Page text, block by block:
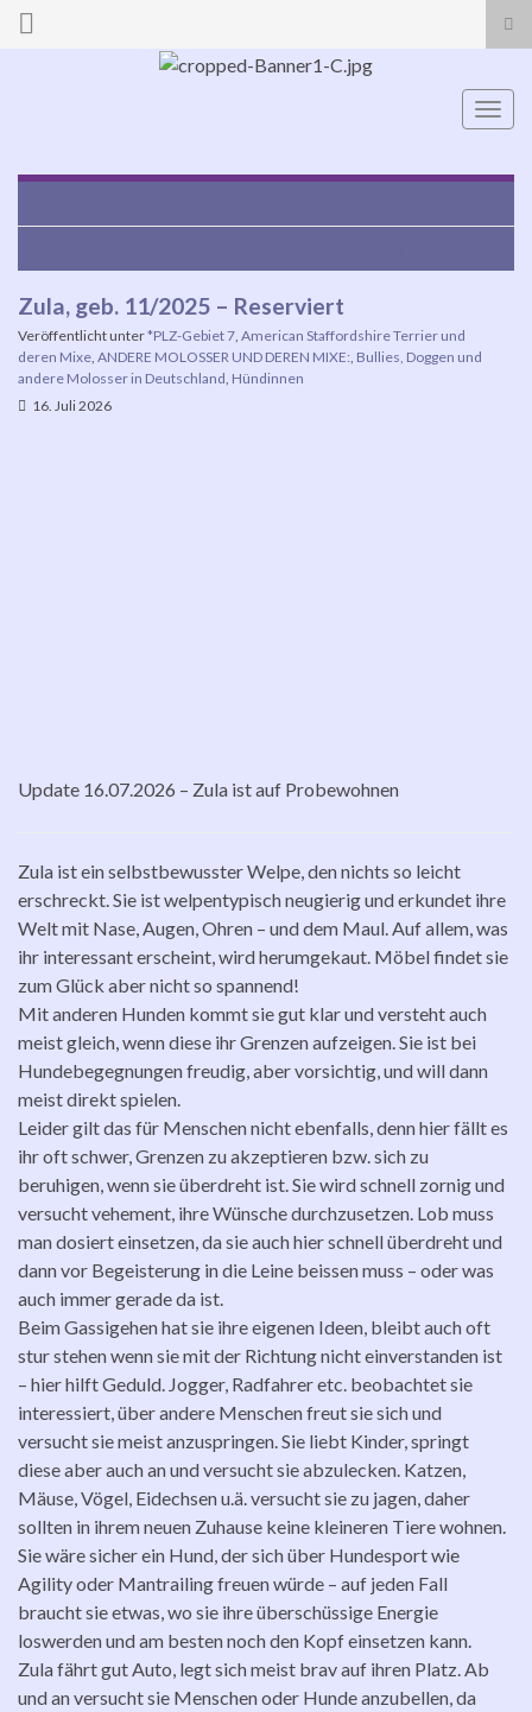
Search for:
Zula, geb. 11/2025 – Reserviert
Veröffentlicht unter*PLZ-Gebiet 7 American Staffordshire Terrier und
deren Mixe ANDERE MOLOSSER UND DEREN MIXE: Bullies, Doggen und
andere Molosser in Deutschland Hündinnen
16. Juli 2026
Update 16.07.2026 – Zula ist auf Probewohnen
Zula ist ein selbstbewusster Welpe, den nichts so leicht
erschreckt. Sie ist welpentypisch neugierig und erkundet ihre
Welt mit Nase, Augen, Ohren – und dem Maul. Auf allem, was
ihr interessant erscheint, wird herumgekaut. Möbel findet sie
zum Glück aber nicht so spannend!
Mit anderen Hunden kommt sie gut klar und versteht auch
meist gleich, wenn diese ihr Grenzen aufzeigen. Sie ist bei
Hundebegegnungen freudig, aber vorsichtig, und will dann
meist direkt spielen.
Leider gilt das für Menschen nicht ebenfalls, denn hier fällt es
ihr oft schwer, Grenzen zu akzeptieren bzw. sich zu
beruhigen, wenn sie überdreht ist. Sie wird schnell zornig und
versucht vehement, ihre Wünsche durchzusetzen. Lob muss
man dosiert einsetzen, da sie auch hier schnell überdreht und
dann vor Begeisterung in die Leine beissen muss – oder was
auch immer gerade da ist.
Beim Gassigehen hat sie ihre eigenen Ideen, bleibt auch oft
stur stehen wenn sie mit der Richtung nicht einverstanden ist
– hier hilft Geduld. Jogger, Radfahrer etc. beobachtet sie
interessiert, über andere Menschen freut sie sich und
versucht sie meist anzuspringen. Sie liebt Kinder, springt
diese aber auch an und versucht sie abzulecken. Katzen,
Mäuse, Vögel, Eidechsen u.ä. versucht sie zu jagen, daher
sollten in ihrem neuen Zuhause keine kleineren Tiere wohnen.
Sie wäre sicher ein Hund, der sich über Hundesport wie
Agility oder Mantrailing freuen würde – auf jeden Fall
braucht sie etwas, wo sie ihre überschüssige Energie
loswerden und am besten noch den Kopf einsetzen kann.
Zula fährt gut Auto, legt sich meist brav auf ihren Platz. Ab
und an versucht sie Menschen oder Hunde anzubellen, da